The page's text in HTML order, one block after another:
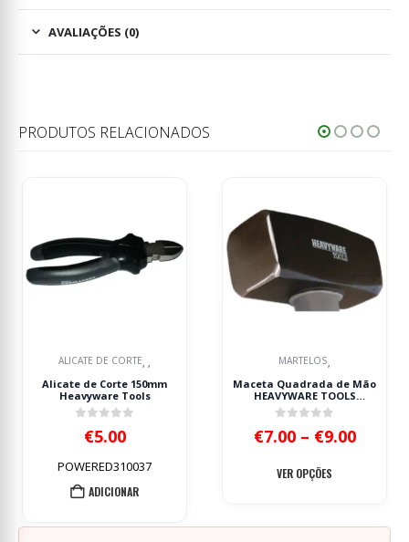
AVALIAÇÕES (0)
PRODUTOS RELACIONADOS
MARTELOS
Maceta Quadrada de Mão
HEAVYWARE TOOLS
1000g/1250g
€7.00
VER OPÇÕES
CHAVES DE CAIXA /
Chave de Caixa Curta
KROFTOOLS 3/4″
€12.00
KT340630